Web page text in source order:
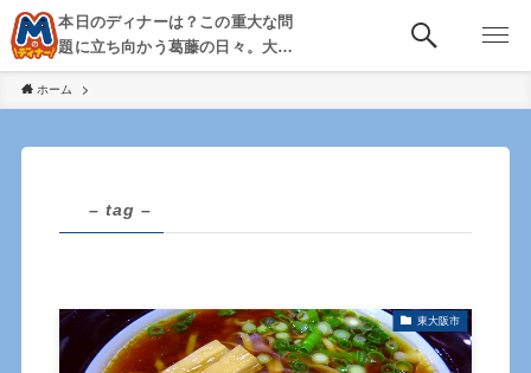
本日のディナーは？この重大な問
題に立ち向かう葛藤の日々。大
阪・京都・神戸を中心とした食べ
歩き、飲み歩きを綴る。
ホーム
– tag –
東大阪市